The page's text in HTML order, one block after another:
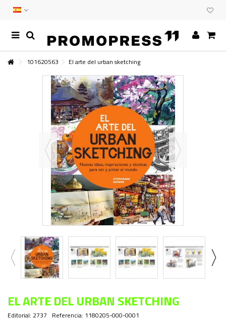
101620563 El arte del urban sketching
EL ARTE DEL URBAN SKETCHING
Editorial: 2737 Referencia: 1180205-000-0001